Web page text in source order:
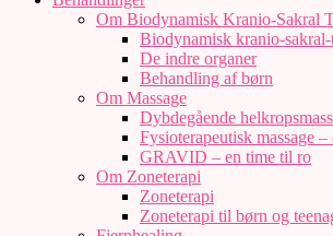
Om Biodynamisk Kranio-Sakral
Biodynamisk kranio-sakral-
De indre organer
Behandling af børn
Om Massage
Dybdegående
Fysioterapeutisk massage
GRAVID – en time til ro
Om Zoneterapi
Zoneterapi
Zoneterapi til børn og